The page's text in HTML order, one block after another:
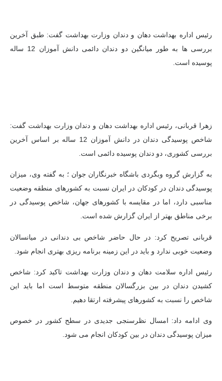
رئیس اداره بهداشت دهان و دندان وزارت بهداشت گفت: طبق آخرین
بررسی ها به طور میانگین دو دندان دائمی دانش آموزان 12 ساله
پوسیده است.
زهرا قربانی، رئیس اداره بهداشت دهان و دندان وزارت بهداشت گفت:
شاخص پوسیدگی دندان در دانش آموزان 12 ساله بر اساس آخرین
بررسی کشوری، دو دندان پوسیده دائمی است.
به گزارش گروه وبگردی باشگاه خبرنگاران جوان ؛ به گفته وی، میزان
پوسیدگی دندان در کودکان در ایران نسبت به کشورهای منطقه وضعیت
مناسبی دارد، اما در مقایسه با کشورهای جهان، شاخص پوسیدگی در
برخی مناطق بهتر از ایران گزارش شده است.
قربانی تصریح کرد: در حال حاضر شاخص بی دندانی در میانسالان
وضعیت خوبی ندارد و باید در این زمینه برنامه ریزی بهتری انجام شود.
رئیس اداره سلامت دهان و دندان وزارت بهداشت تاکید کرد: شاخص
کشیدن دندان در بین بزرگسالان منطقه متوسط ​​است اما باید این
شاخص را نسبت به کشورهای پیشرفته ارتقا دهیم.
وی ادامه داد: امسال نظرسنجی جدیدی در سطح کشور در خصوص
میزان پوسیدگی دندان در بین کودکان انجام می شود.